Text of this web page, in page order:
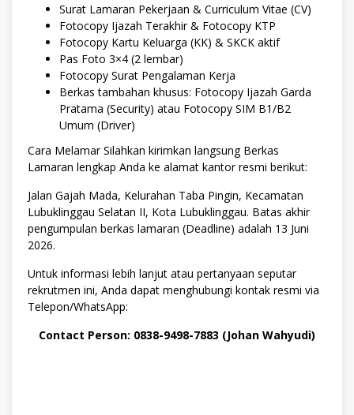
Surat Lamaran Pekerjaan & Curriculum Vitae (CV)
Fotocopy Ijazah Terakhir & Fotocopy KTP
Fotocopy Kartu Keluarga (KK) & SKCK aktif
Pas Foto 3×4 (2 lembar)
Fotocopy Surat Pengalaman Kerja
Berkas tambahan khusus: Fotocopy Ijazah Garda
Pratama (Security) atau Fotocopy SIM B1/B2
Umum (Driver)
Cara Melamar Silahkan kirimkan langsung Berkas
Lamaran lengkap Anda ke alamat kantor resmi berikut:
Jalan Gajah Mada, Kelurahan Taba Pingin, Kecamatan
Lubuklinggau Selatan II, Kota Lubuklinggau. Batas akhir
pengumpulan berkas lamaran (Deadline) adalah 13 Juni
2026.
Untuk informasi lebih lanjut atau pertanyaan seputar
rekrutmen ini, Anda dapat menghubungi kontak resmi via
Telepon/WhatsApp:
Contact Person: 0838-9498-7883 (Johan Wahyudi)